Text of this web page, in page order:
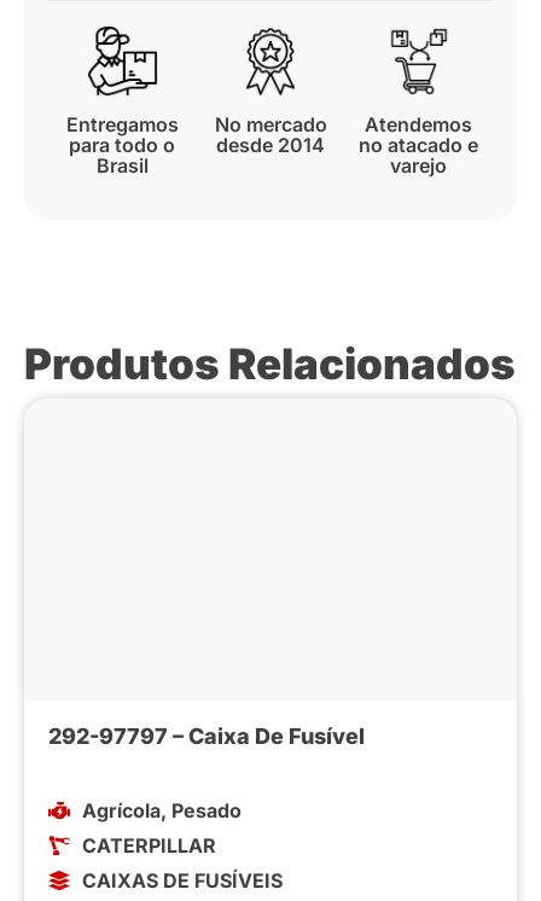
Entregamos
para todo o
Brasil
No mercado
desde 2014
Atendemos
no atacado e
varejo
Produtos Relacionados
292-97797 – Caixa De Fusível
Agrícola, Pesado
CATERPILLAR
CAIXAS DE FUSÍVEIS